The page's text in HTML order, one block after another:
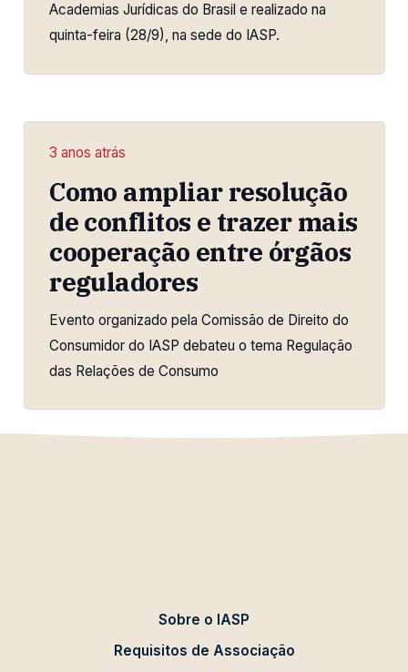
Academias Jurídicas do Brasil e realizado na
quinta-feira (28/9), na sede do IASP.
3 anos atrás
Como ampliar resolução
de conflitos e trazer mais
cooperação entre órgãos
reguladores
Evento organizado pela Comissão de Direito do
Consumidor do IASP debateu o tema Regulação
das Relações de Consumo
Sobre o IASP
Requisitos de Associação